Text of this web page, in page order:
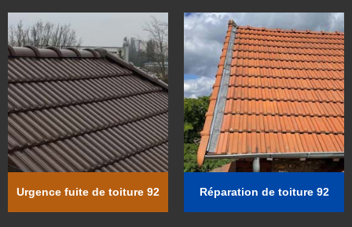
Urgence fuite de toiture 92 Réparation de toiture 92